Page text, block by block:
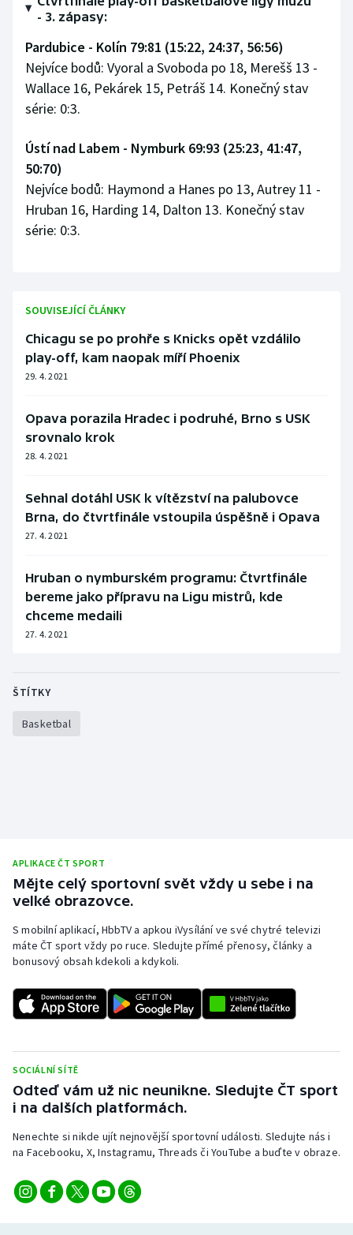
- 3. zápasy:
Pardubice - Kolín 79:81 (15:22, 24:37, 56:56)
Nejvíce bodů: Vyoral a Svoboda po 18, Merešš 13 -
Wallace 16, Pekárek 15, Petráš 14. Konečný stav
série: 0:3.
Ústí nad Labem - Nymburk 69:93 (25:23, 41:47,
50:70)
Nejvíce bodů: Haymond a Hanes po 13, Autrey 11 -
Hruban 16, Harding 14, Dalton 13. Konečný stav
série: 0:3.
SOUVISEJÍCÍ ČLÁNKY
Chicagu se po prohře s Knicks opět vzdálilo
play-off, kam naopak míří Phoenix
29. 4. 2021
Opava porazila Hradec i podruhé, Brno s USK
srovnalo krok
28. 4. 2021
Sehnal dotáhl USK k vítězství na palubovce
Brna, do čtvrtfinále vstoupila úspěšně i Opava
27. 4. 2021
Hruban o nymburském programu: Čtvrtfinále
bereme jako přípravu na Ligu mistrů, kde
chceme medaili
27. 4. 2021
ŠTÍTKY
Basketbal
APLIKACE ČT SPORT
Mějte celý sportovní svět vždy u sebe i na
velké obrazovce.
S mobilní aplikací, HbbTV a apkou iVysílání ve své chytré televizi
máte ČT sport vždy po ruce. Sledujte přímé přenosy, články a
bonusový obsah kdekoli a kdykoli.
SOCIÁLNÍ SÍTĚ
Odteď vám už nic neunikne. Sledujte ČT sport
i na dalších platformách.
Nenechte si nikde ujít nejnovější sportovní události. Sledujte nás i
na Facebooku, X, Instagramu, Threads či YouTube a buďte v obraze.